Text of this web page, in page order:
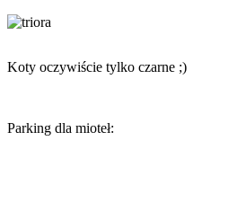
Koty oczywiście tylko czarne ;)
Parking dla mioteł: